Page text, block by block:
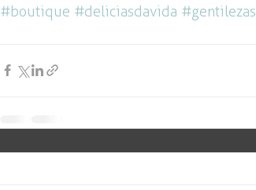
#boutique #deliciasdavida #gentilezas